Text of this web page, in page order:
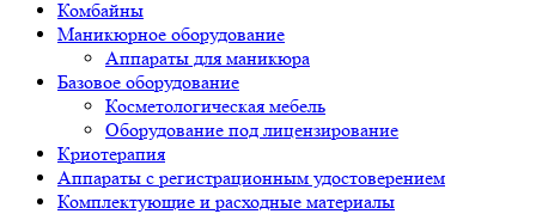
Комбайны
Маникюрное оборудование
Аппараты для маникюра
Базовое оборудование
Косметологическая мебель
Оборудование под лицензирование
Криотерапия
Аппараты c регистрационным удостоверением
Комплектующие и расходные материалы